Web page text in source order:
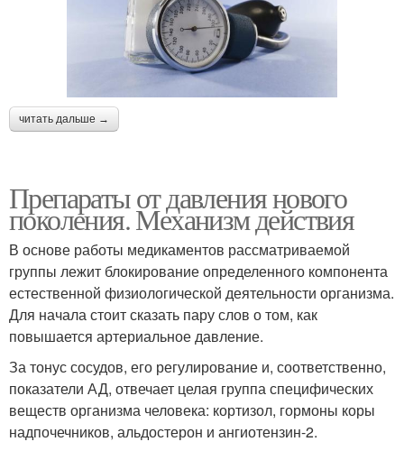
читать дальше →
Препараты от давления нового
поколения. Механизм действия
В основе работы медикаментов рассматриваемой
группы лежит блокирование определенного компонента
естественной физиологической деятельности организма.
Для начала стоит сказать пару слов о том, как
повышается артериальное давление.
За тонус сосудов, его регулирование и, соответственно,
показатели АД, отвечает целая группа специфических
веществ организма человека: кортизол, гормоны коры
надпочечников, альдостерон и ангиотензин-2.